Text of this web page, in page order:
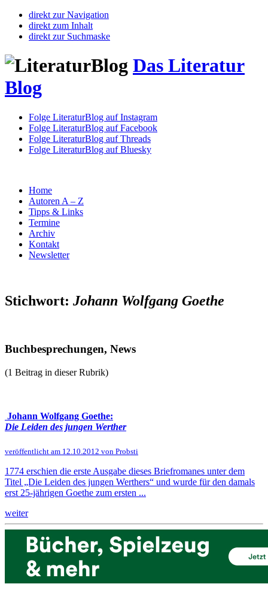
direkt zur Navigation
direkt zum Inhalt
direkt zur Suchmaske
Das Literatur
Blog
Folge LiteraturBlog auf Instagram
Folge LiteraturBlog auf Facebook
Folge LiteraturBlog auf Threads
Folge LiteraturBlog auf Bluesky
Home
Autoren A – Z
Tipps & Links
Termine
Archiv
Kontakt
Newsletter
Stichwort: Johann Wolfgang Goethe
Buchbesprechungen, News
(1 Beitrag in dieser Rubrik)
Johann Wolfgang Goethe:
Die Leiden des jungen Werther
veröffentlicht am 12.10.2012 von Probsti
1774 erschien die erste Ausgabe dieses Briefromanes unter dem
Titel „Die Leiden des jungen Werthers“ und wurde für den damals
erst 25-jährigen Goethe zum ersten ...
weiter